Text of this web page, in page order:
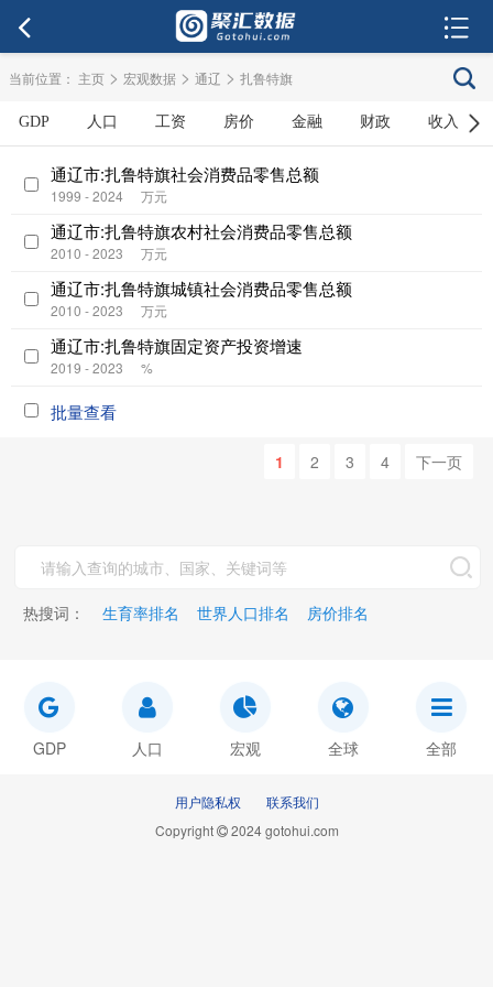
当前位置： 主页 > 宏观数据 > 通辽 > 扎鲁特旗
GDP 人口 工资 房价 金融 财政 收入
通辽市:扎鲁特旗社会消费品零售总额
1999 - 2024 万元
通辽市:扎鲁特旗农村社会消费品零售总额
2010 - 2023 万元
通辽市:扎鲁特旗城镇社会消费品零售总额
2010 - 2023 万元
通辽市:扎鲁特旗固定资产投资增速
2019 - 2023 %
批量查看
1 2 3 4 下一页
热搜词： 生育率排名 世界人口排名 房价排名
GDP 人口 宏观 全球 全部
用户隐私权
联系我们
Copyright
2024 gotohui.com